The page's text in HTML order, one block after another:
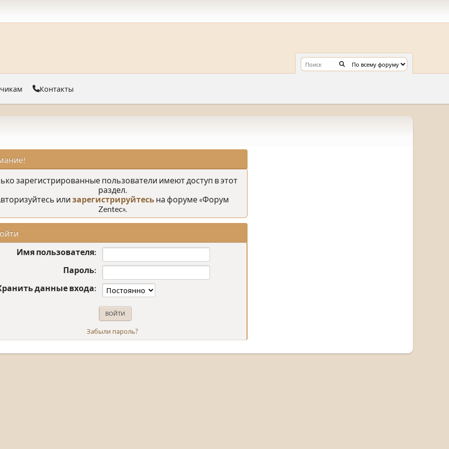
Контакты
зарегистрированные пользователи имеют доступ в этот
раздел.
или зарегистрируйтесь на форуме «Форум
Zentec».
Имя пользователя:
Пароль:
данные входа:
Забыли пароль?